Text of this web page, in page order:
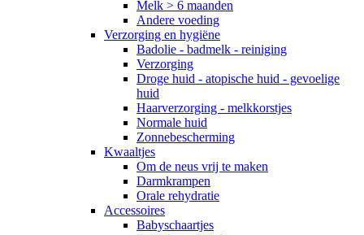
Melk > 6 maanden
Andere voeding
Verzorging en hygiëne
Badolie - badmelk - reiniging
Verzorging
Droge huid - atopische huid - gevoelige
huid
Haarverzorging - melkkorstjes
Normale huid
Zonnebescherming
Kwaaltjes
Om de neus vrij te maken
Darmkrampen
Orale rehydratie
Accessoires
Babyschaartjes